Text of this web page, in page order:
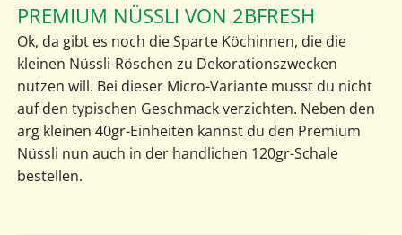
PREMIUM NÜSSLI VON 2BFRESH
Ok, da gibt es noch die Sparte Köchinnen, die die
kleinen Nüssli-Röschen zu Dekorationszwecken
nutzen will. Bei dieser Micro-Variante musst du nicht
auf den typischen Geschmack verzichten. Neben den
arg kleinen 40gr-Einheiten kannst du den Premium
Nüssli nun auch in der handlichen 120gr-Schale
bestellen.